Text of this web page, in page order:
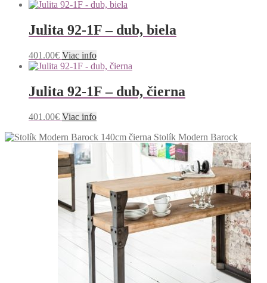
Julita 92-1F – dub, biela
401.00€ Viac info
Julita 92-1F – dub, čierna
401.00€ Viac info
Stolík Modern Barock